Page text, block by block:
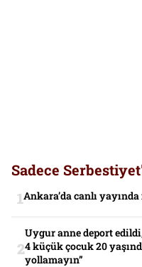
Sadece
Ankara’da canlı
Uygur anne deport
4 küçük çocuk 20
yollamayın”